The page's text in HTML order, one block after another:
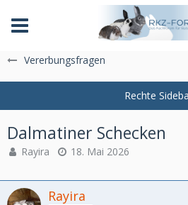
Das Fachforum der
Vererbungsfragen
Dalmatiner Schecken
Rayira 18. Mai 2026
Rayira